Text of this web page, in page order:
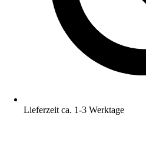
Lieferzeit ca. 1-3 Werktage